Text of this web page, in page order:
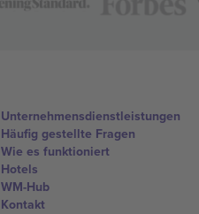
Unternehmensdienstleistungen
Häufig gestellte Fragen
Wie es funktioniert
Hotels
WM-Hub
Kontakt